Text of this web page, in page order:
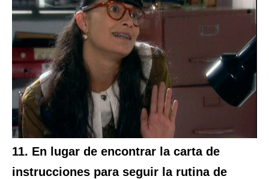
11. En lugar de encontrar la carta de
instrucciones para seguir la rutina de